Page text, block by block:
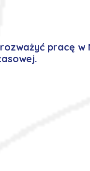
pracę